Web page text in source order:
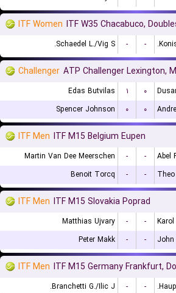
ITF Women ITF W35 Chacabuco,
Schaedel L./Vig S. - -
Challenger ATP Challenger Lexington,
Edas Butvilas ۱ ۰
Spencer Johnson
۰ ۰
ITF Men ITF M15 Belgium Eupen
Martin Van Dee Meerschen - -
Abel
Benoit Torcq
- -
ITF Men ITF M15 Slovakia Poprad
Matthias Ujvary - -
Peter Makk
- -
ITF Men ITF M15 Germany Frankfurt,
Branchetti G./Ilic J. - -